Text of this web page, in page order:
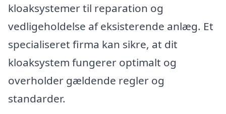
kloaksystemer til reparation og
vedligeholdelse af eksisterende anlæg. Et
specialiseret firma kan sikre, at dit
kloaksystem fungerer optimalt og
overholder gældende regler og
standarder.